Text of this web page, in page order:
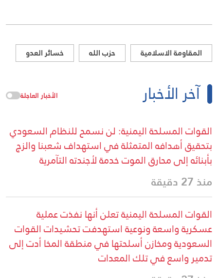
المقاومة الاسلامية حزب الله خسائر العدو
آخر الأخبار الأخبار العاجلة
القوات المسلحة اليمنية: لن نسمح للنظام السعودي
بتحقيق أهدافه المتمثلة في استهداف شعبنا والزج
بأبنائه إلى محارق الموت خدمة لأجندته التآمرية
منذ 27 دقيقة
القوات المسلحة اليمنية تعلن أنها نفذت عملية
عسكرية واسعة ونوعية استهدفت تحشيدات القوات
السعودية ومخازن أسلحتها في منطقة المخا أدت إلى
تدمير واسع في تلك المعدات